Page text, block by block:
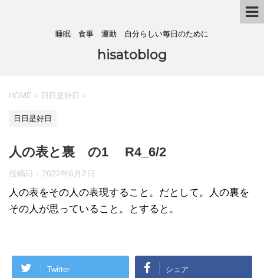
睡眠 食事 運動 自分らしい毎日のために
hisatoblog
HOME > 日日是好日 >
日日是好日
人の表と裏 の1 R4_6/2
投稿日： 2022年6月2日
人の表をその人の表現すること。だとして。人の裏を
その人が思っていること。とすると。
Twitter シェア